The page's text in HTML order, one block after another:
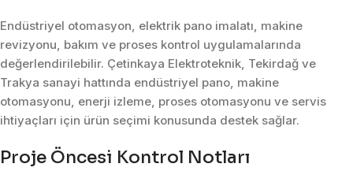
Endüstriyel otomasyon, elektrik pano imalatı, makine
revizyonu, bakım ve proses kontrol uygulamalarında
değerlendirilebilir. Çetinkaya Elektroteknik, Tekirdağ ve
Trakya sanayi hattında endüstriyel pano, makine
otomasyonu, enerji izleme, proses otomasyonu ve servis
ihtiyaçları için ürün seçimi konusunda destek sağlar.
Proje Öncesi Kontrol Notları